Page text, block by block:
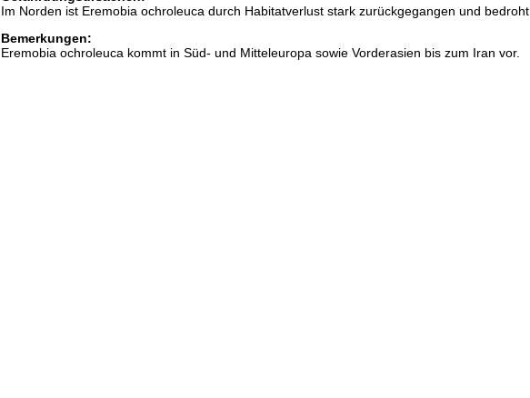
Im Norden ist Eremobia ochroleuca durch Habitatverlust stark zurückgegangen und bedroht.
Bemerkungen:
Eremobia ochroleuca kommt in Süd- und Mitteleuropa sowie Vorderasien bis zum Iran vor.